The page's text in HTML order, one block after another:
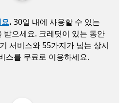
. 30일 내에 사용할 수 있는
받으세요. 크레딧이 있는 동안
서비스와 55가지가 넘는 상시
스를 무료로 이용하세요.